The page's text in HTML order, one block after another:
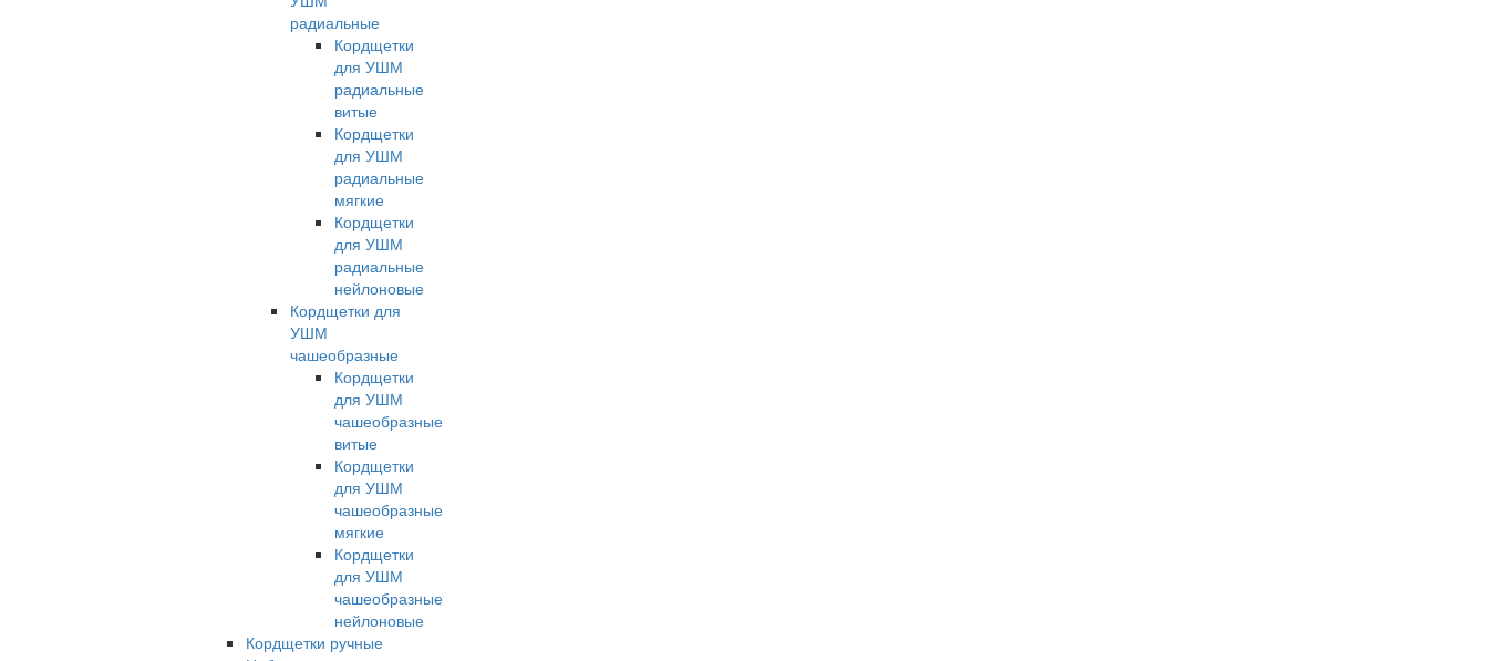
радиальные
Кордщетки
для УШМ
радиальные
витые
Кордщетки
для УШМ
радиальные
мягкие
Кордщетки
для УШМ
радиальные
нейлоновые
Кордщетки для
УШМ
чашеобразные
Кордщетки
для УШМ
чашеобразные
витые
Кордщетки
для УШМ
чашеобразные
мягкие
Кордщетки
для УШМ
чашеобразные
нейлоновые
Кордщетки ручные